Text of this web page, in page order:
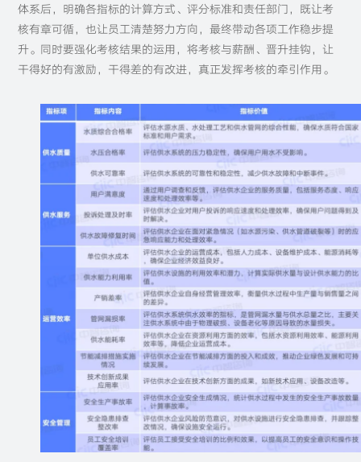
体系后，明确各指标的计算方式、评分标准和责任部门，既让考
核有章可循，也让员工清楚努力方向，最终带动各项工作稳步提
升。同时要强化考核结果的运用，将考核与薪酬、晋升挂钩，让
干得好的有激励，干得差的有改进，真正发挥考核的牵引作用。